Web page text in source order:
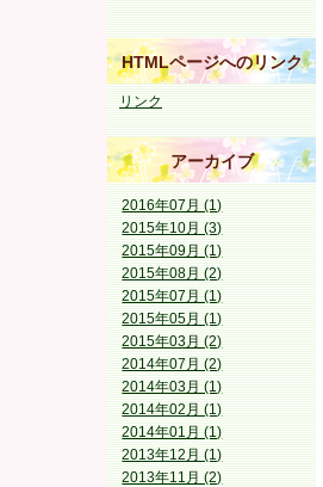
HTMLページへのリンク
リンク
アーカイブ
2016年07月 (1)
2015年10月 (3)
2015年09月 (1)
2015年08月 (2)
2015年07月 (1)
2015年05月 (1)
2015年03月 (2)
2014年07月 (2)
2014年03月 (1)
2014年02月 (1)
2014年01月 (1)
2013年12月 (1)
2013年11月 (2)